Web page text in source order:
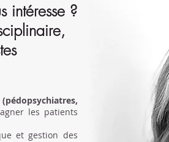
intéresse ?
les patients
et gestion des